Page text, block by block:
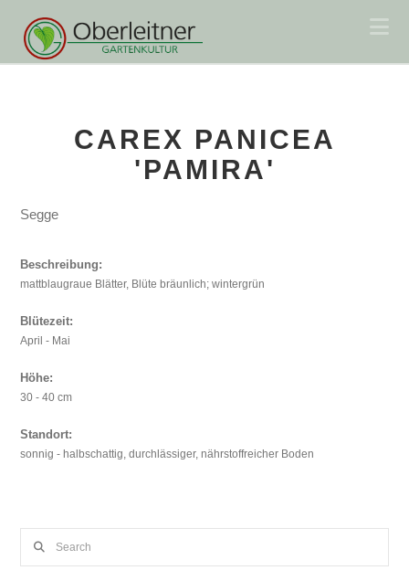
CAREX PANICEA
'PAMIRA'
Segge
Beschreibung:
mattblaugraue Blätter, Blüte bräunlich; wintergrün
Blütezeit:
April - Mai
Höhe:
30 - 40 cm
Standort:
sonnig - halbschattig, durchlässiger, nährstoffreicher Boden